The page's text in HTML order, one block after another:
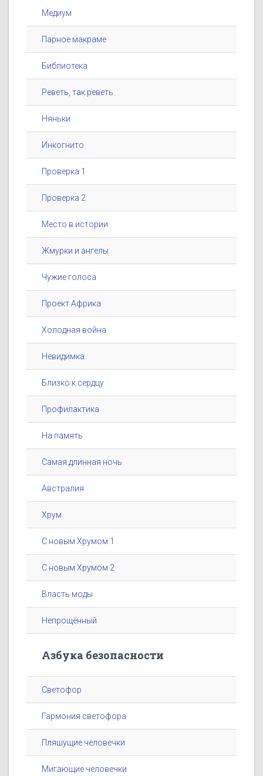
Медиум
Парное макраме
Библиотека
Реветь, так реветь
Няньки
Инкогнито
Проверка 1
Проверка 2
Место в истории
Жмурки и ангелы
Чужие голоса
Проект Африка
Холодная война
Невидимка
Близко к сердцу
Профилактика
На память
Самая длинная ночь
Австралия
Хрум
С новым Хрумом 1
С новым Хрумом 2
Власть моды
Непрощённый
Азбука безопасности
Светофор
Гармония светофора
Пляшущие человечки
Мигающие человечки